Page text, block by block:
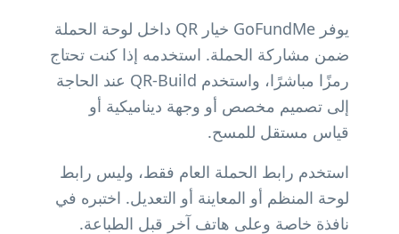
يوفر GoFundMe خيار QR داخل لوحة الحملة
ضمن مشاركة الحملة. استخدمه إذا كنت تحتاج
رمزًا مباشرًا، واستخدم QR-Build عند الحاجة
إلى تصميم مخصص أو وجهة ديناميكية أو
قياس مستقل للمسح.
استخدم رابط الحملة العام فقط، وليس رابط
لوحة المنظم أو المعاينة أو التعديل. اختبره في
نافذة خاصة وعلى هاتف آخر قبل الطباعة.